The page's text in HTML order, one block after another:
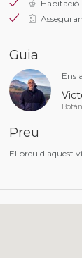
Habitació
Guia
Ens
Preu
El preu d'aquest